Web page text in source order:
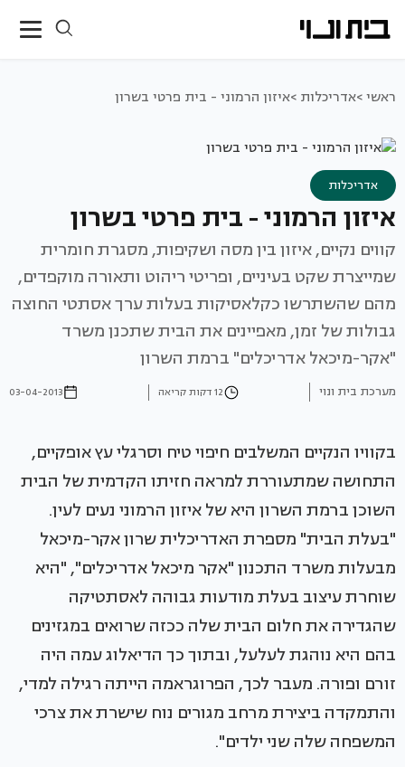
ראשי >אדריכלות >איזון הרמוני - בית פרטי בשרון
אדריכלות
איזון הרמוני - בית פרטי בשרון
קווים נקיים, איזון בין מסה ושקיפות, מסגרת חומרית
שמייצרת שקט בעיניים, ופריטי ריהוט ותאורה מוקפדים,
מהם שהשתרשו כקלאסיקות בעלות ערך אסתטי החוצה
גבולות של זמן, מאפיינים את הבית שתכנן משרד
"אקר-מיכאל אדריכלים" ברמת השרון
מערכת בית ונוי 12 דקות קריאה 03-04-2013
בקוויו הנקיים המשלבים חיפוי טיח וסרגלי עץ אופקיים,
התחושה שמתעוררת למראה חזיתו הקדמית של הבית
השוכן ברמת השרון היא של איזון הרמוני נעים לעין.
"בעלת הבית" מספרת האדריכלית שרון אקר-מיכאל
מבעלות משרד התכנון "אקר מיכאל אדריכלים", "היא
שוחרת עיצוב בעלת מודעות גבוהה לאסתטיקה
שהגדירה את חלום הבית שלה ככזה שרואים במגזינים
בהם היא נוהגת לעלעל, ובתוך כך הדיאלוג עמה היה
זורם ופורה. מעבר לכך, הפרוגראמה הייתה רגילה למדי,
והתמקדה ביצירת מרחב מגורים נוח שישרת את צרכי
המשפחה שלה שני ילדים".